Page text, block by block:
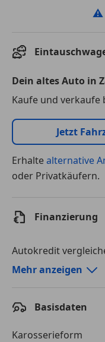
⚠
Dein altes Auto in
Kaufe und verkaufe
Jetzt
Erhaltealternative
oder Privatkäufern.
Finanzierung
Autokredit
Autokredit-Rechner
Mehr anzeigen
Basisdaten
Karosserieform